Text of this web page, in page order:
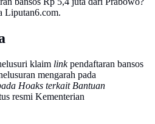
Liputan6.com.
klaim linkpendaftaran bansos
mengarah pada
Hoaks terkait Bantuan
resmi Kementerian